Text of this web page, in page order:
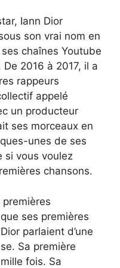
Iann Dior
son vrai nom en
chaînes Youtube
2016 à 2017, il a
rappeurs
appelé
un producteur
ses morceaux en
unes de ses
si vous voulez
chansons.
ses premières
parlaient d’une
Sa première
fois. Sa